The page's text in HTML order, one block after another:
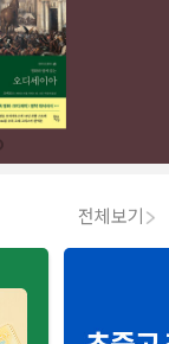
전체보기